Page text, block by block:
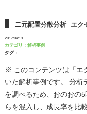
二元配置分散分析─エク
2017/04/19
カテゴリ： 解析事例
タグ：
※ このコンテンツは「エ
いた解析事例です。 分析
を調べるため、おのおの
らを混入し、成長率を比